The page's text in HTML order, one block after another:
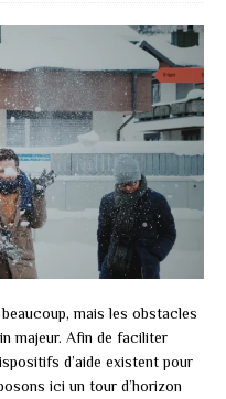
mais les obstacles
majeur. Afin de faciliter
d’aide existent pour
ici un tour d’horizon